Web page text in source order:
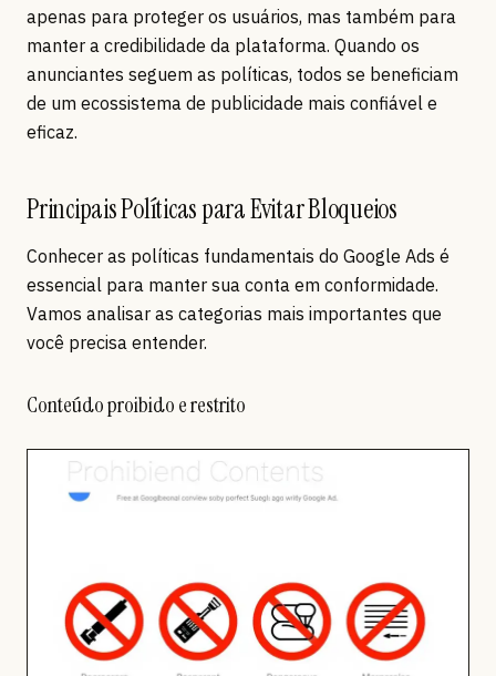
apenas para proteger os usuários, mas também para
manter a credibilidade da plataforma. Quando os
anunciantes seguem as políticas, todos se beneficiam
de um ecossistema de publicidade mais confiável e
eficaz.
Principais Políticas para Evitar Bloqueios
Conhecer as políticas fundamentais do Google Ads é
essencial para manter sua conta em conformidade.
Vamos analisar as categorias mais importantes que
você precisa entender.
Conteúdo proibido e restrito